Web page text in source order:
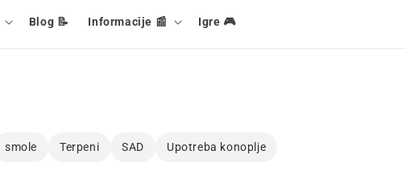
Blog 📝 Informacije 📰 Igre 🎮
smole Terpeni SAD Upotreba konoplje